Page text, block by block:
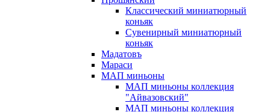
Классический миниатюрный
коньяк
Сувенирный миниатюрный
коньяк
Мадатовъ
Мараси
МАП миньоны
МАП миньоны коллекция
"Айвазовский"
МАП миньоны коллекция